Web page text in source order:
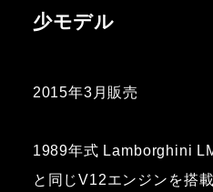
少モデル
2015年3月販売
1989年式 Lamborghini
と同じV12エンジンを搭